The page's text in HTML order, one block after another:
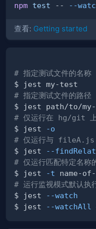
npm test -- --
查看: Getting started
# 指定测试文件的名称
# 指定测试文件的路径
# 仅运行在 hg/git 上
$ jest
-o
# 仅运行与 fileA.js
$ jest
--
# 仅运行匹配特定名称
$ jest
-t
# 运行监视模式默认
$ jest
--watch
$ jest
--watchAll